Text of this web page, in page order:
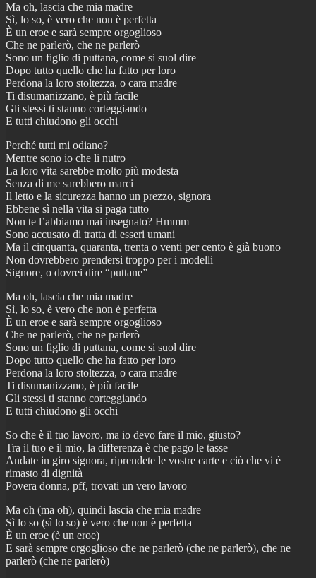
Ma oh, lascia che mia madre
Sì, lo so, è vero che non è perfetta
È un eroe e sarà sempre orgoglioso
Che ne parlerò, che ne parlerò
Sono un figlio di puttana, come si suol dire
Dopo tutto quello che ha fatto per loro
Perdona la loro stoltezza, o cara madre
Ti disumanizzano, è più facile
Gli stessi ti stanno corteggiando
E tutti chiudono gli occhi
Perché tutti mi odiano?
Mentre sono io che li nutro
La loro vita sarebbe molto più modesta
Senza di me sarebbero marci
Il letto e la sicurezza hanno un prezzo, signora
Ebbene sì nella vita si paga tutto
Non te l’abbiamo mai insegnato? Hmmm
Sono accusato di tratta di esseri umani
Ma il cinquanta, quaranta, trenta o venti per cento è già buono
Non dovrebbero prendersi troppo per i modelli
Signore, o dovrei dire “puttane”
Ma oh, lascia che mia madre
Sì, lo so, è vero che non è perfetta
È un eroe e sarà sempre orgoglioso
Che ne parlerò, che ne parlerò
Sono un figlio di puttana, come si suol dire
Dopo tutto quello che ha fatto per loro
Perdona la loro stoltezza, o cara madre
Ti disumanizzano, è più facile
Gli stessi ti stanno corteggiando
E tutti chiudono gli occhi
So che è il tuo lavoro, ma io devo fare il mio, giusto?
Tra il tuo e il mio, la differenza è che pago le tasse
Andate in giro signora, riprendete le vostre carte e ciò che vi è
rimasto di dignità
Povera donna, pff, trovati un vero lavoro
Ma oh (ma oh), quindi lascia che mia madre
Sì lo so (sì lo so) è vero che non è perfetta
È un eroe (è un eroe)
E sarà sempre orgoglioso che ne parlerò (che ne parlerò), che ne
parlerò (che ne parlerò)